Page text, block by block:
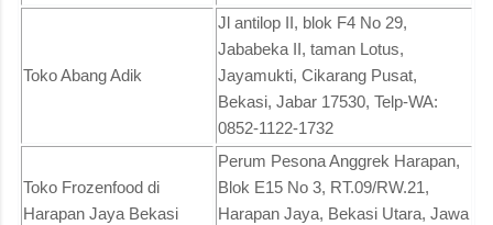
Toko Abang Adik
Jl antilop II, blok F4 No 29,
Jababeka II, taman Lotus,
Jayamukti, Cikarang Pusat,
Bekasi, Jabar 17530, Telp-WA:
0852-1122-1732
Toko Frozenfood di
Harapan Jaya Bekasi
Perum Pesona Anggrek Harapan,
Blok E15 No 3, RT.09/RW.21,
Harapan Jaya, Bekasi Utara, Jawa